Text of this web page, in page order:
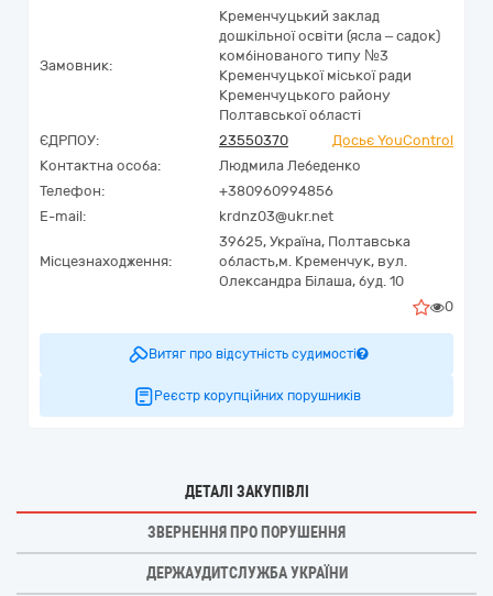
Замовник:
Кременчуцький заклад
дошкільної освіти (ясла – садок)
комбінованого типу №3
Кременчуцької міської ради
Кременчуцького району
Полтавської області
ЄДРПОУ:
23550370
Досьє YouControl
Контактна особа:
Людмила Лебеденко
Телефон:
+380960994856
E-mail:
krdnz03@ukr.net
Місцезнаходження:
39625, Україна, Полтавська
область,м. Кременчук, вул.
Олександра Білаша, буд. 10
0
Витяг про відсутність судимості
Реєстр корупційних порушників
ДЕТАЛІ ЗАКУПІВЛІ
ЗВЕРНЕННЯ ПРО ПОРУШЕННЯ
ДЕРЖАУДИТСЛУЖБА УКРАЇНИ